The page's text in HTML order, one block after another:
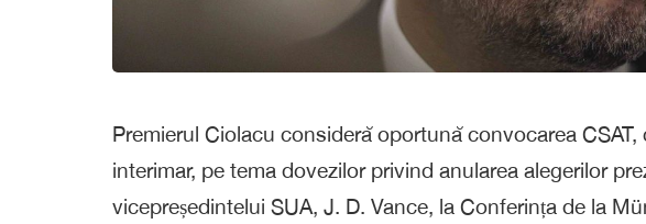
Premierul Ciolacu consideră oportună convocarea
interimar, pe tema dovezilor privind anularea alegerilor
vicepreședintelui SUA, J. D. Vance, la Conferința de la